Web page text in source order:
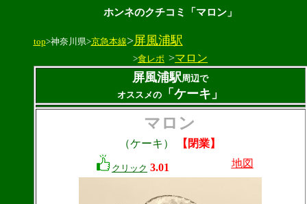
ホンネのクチコミ「マロン」
top>神奈川県>京急本線>屏風浦駅
>食レポ >マロン
屏風浦駅周辺で
オススメの
「ケーキ」
マロン
（ケーキ） 【閉業】
クリック 3.01 地図